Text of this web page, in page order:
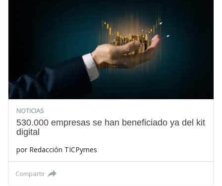
NOTICIAS
530.000 empresas se han beneficiado ya del kit
digital
por Redacción TICPymes
Compartir